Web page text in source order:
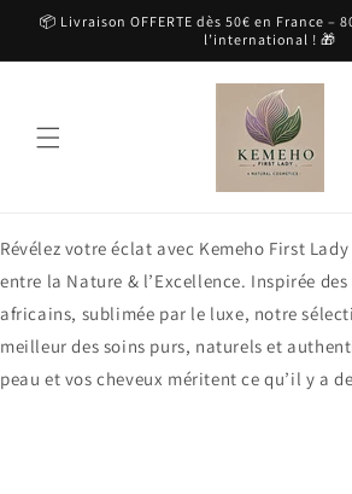
passer
📦 Livraison OFFERTE dès 50€ en France –
l’international ! 🎁
Révélez votre éclat avec Kemeho First
entre la Nature & l’Excellence. Inspirée
africains, sublimée par le luxe, notre
meilleur des soins purs, naturels et
peau et vos cheveux méritent ce qu’il y a